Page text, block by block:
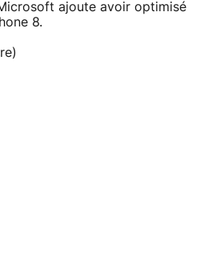
ajoute avoir optimisé
8.